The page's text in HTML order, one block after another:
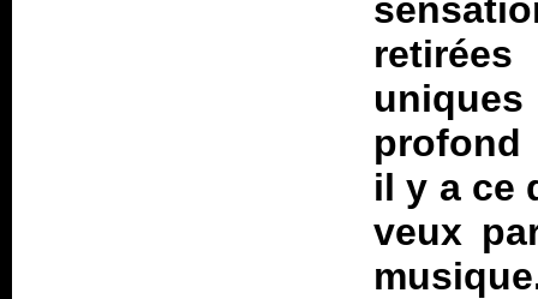
profond
il y a ce
veux